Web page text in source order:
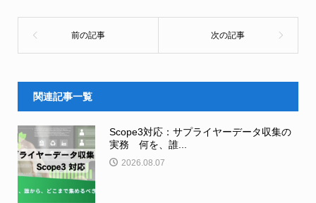
関連記事一覧
Scope3対応：サプライヤーデータ収集の
実務 何を、誰...
2026.08.07